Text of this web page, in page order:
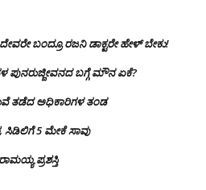
ದೇವರೇ ಬಂದ್ರೂ ರಜನಿ ಡಾಕ್ಟರೇ ಹೇಳ್ ಬೇಕು!
ಪುನರುಜ್ಜೀವನದ ಬಗ್ಗೆ ಮೌನ ಏಕೆ?
ತಡೆದ ಅಧಿಕಾರಿಗಳ ತಂಡ
5 ಮೇಕೆ ಸಾವು
ಪ್ರಶಸ್ತಿ